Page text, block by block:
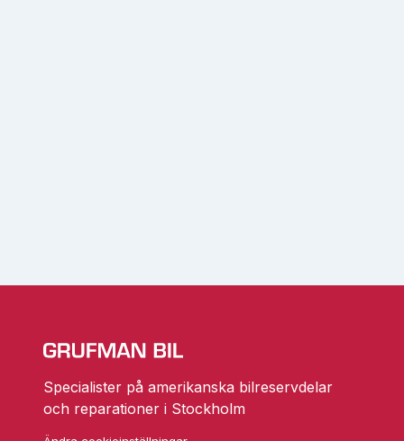
Specialister på amerikanska bilreservdelar
och reparationer i Stockholm